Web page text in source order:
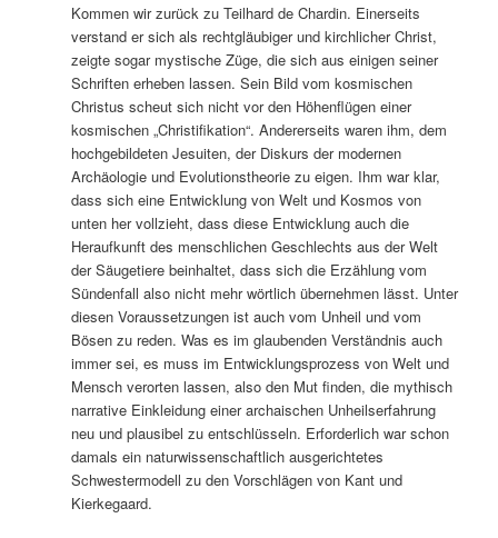
Kommen wir zurück zu Teilhard de Chardin. Einerseits
verstand er sich als rechtgläubiger und kirchlicher Christ,
zeigte sogar mystische Züge, die sich aus einigen seiner
Schriften erheben lassen. Sein Bild vom kosmischen
Christus scheut sich nicht vor den Höhenflügen einer
kosmischen „Christifikation“. Andererseits waren ihm, dem
hochgebildeten Jesuiten, der Diskurs der modernen
Archäologie und Evolutionstheorie zu eigen. Ihm war klar,
dass sich eine Entwicklung von Welt und Kosmos von
unten her vollzieht, dass diese Entwicklung auch die
Heraufkunft des menschlichen Geschlechts aus der Welt
der Säugetiere beinhaltet, dass sich die Erzählung vom
Sündenfall also nicht mehr wörtlich übernehmen lässt. Unter
diesen Voraussetzungen ist auch vom Unheil und vom
Bösen zu reden. Was es im glaubenden Verständnis auch
immer sei, es muss im Entwicklungsprozess von Welt und
Mensch verorten lassen, also den Mut finden, die mythisch
narrative Einkleidung einer archaischen Unheilserfahrung
neu und plausibel zu entschlüsseln. Erforderlich war schon
damals ein naturwissenschaftlich ausgerichtetes
Schwestermodell zu den Vorschlägen von Kant und
Kierkegaard.